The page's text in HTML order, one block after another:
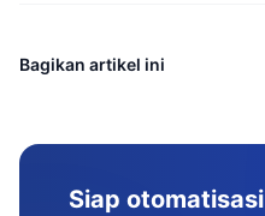
Bagikan artikel ini
Siap